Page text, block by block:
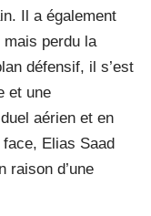
Il a également
perdu la
défensif, il s’est
et une
aérien et en
Elias Saad
raison d’une